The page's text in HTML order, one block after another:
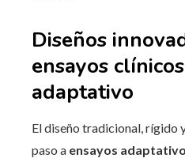
Diseños
ensayos
adaptativo
El diseño tradicional, rígido
paso a ensayos